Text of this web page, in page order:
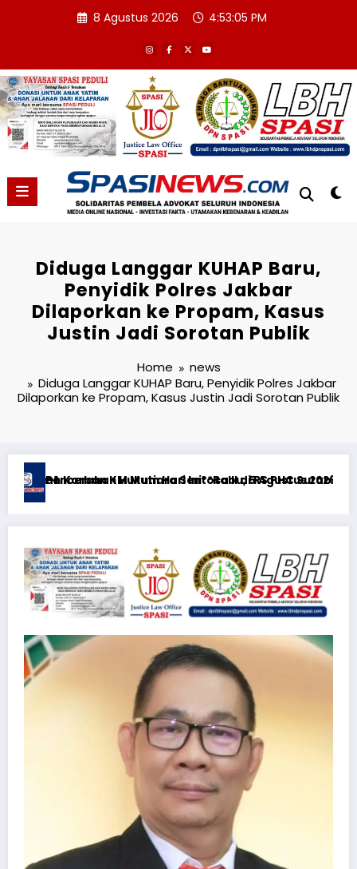
8 Agustus 2026 4:53:06 PM
Diduga Langgar KUHAP Baru,
Penyidik Polres Jakbar
Dilaporkan ke Propam, Kasus
Justin Jadi Sorotan Publik
Home
news
Diduga Langgar KUHAP Baru, Penyidik Polres Jakbar
Dilaporkan ke Propam, Kasus Justin Jadi Sorotan Publik
MEMBERI NAFKAH PASCA-PERCERAIAN KEPADA
RTP açıqlığı: Mostbet real oyun statistikası ilə oyun